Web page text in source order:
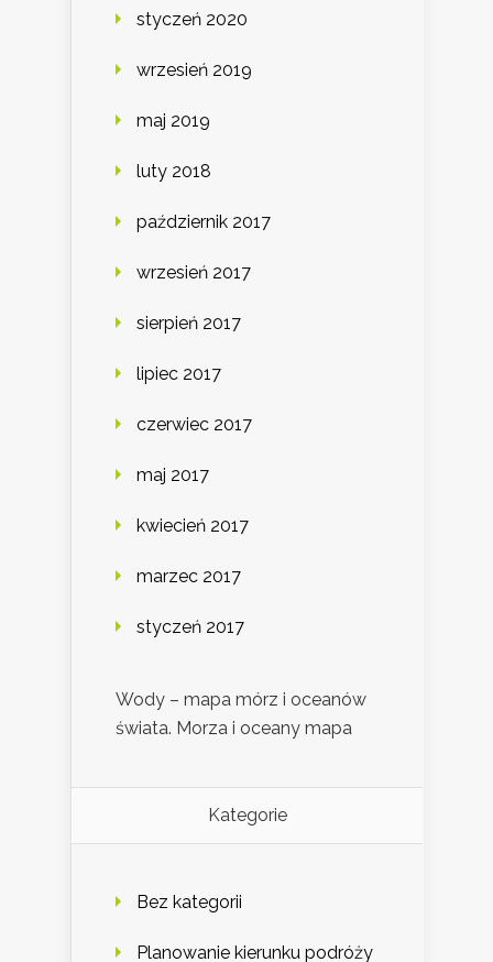
styczeń 2020
wrzesień 2019
maj 2019
luty 2018
październik 2017
wrzesień 2017
sierpień 2017
lipiec 2017
czerwiec 2017
maj 2017
kwiecień 2017
marzec 2017
styczeń 2017
Wody – mapa mórz i oceanów
świata. Morza i oceany mapa
Kategorie
Bez kategorii
Planowanie kierunku podróży